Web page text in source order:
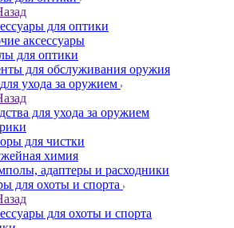
для оптики
аксессуары
для оптики
для обслуживания оружия
ухода за оружием
для ухода за оружием
для чистки
химия
адаптеры и расходники
для охоты и спорта
для охоты и спорта